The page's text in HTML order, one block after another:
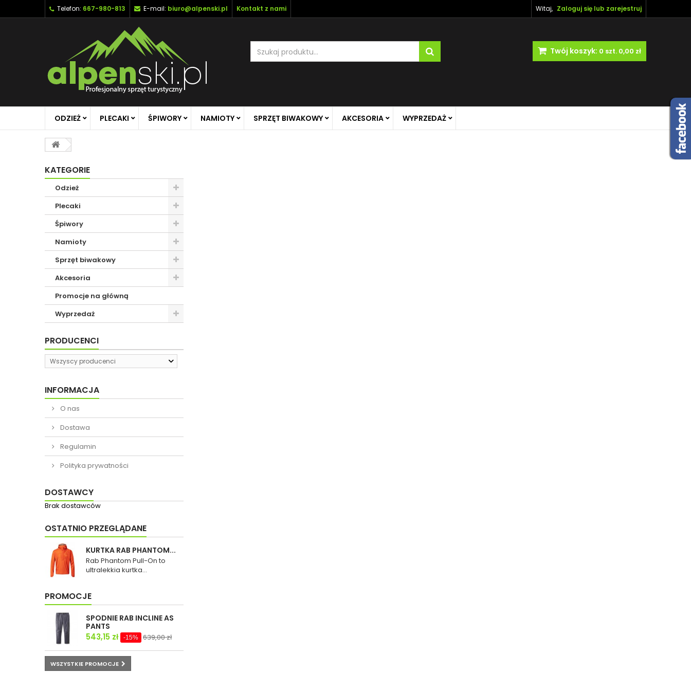
Witaj, Zaloguj się lub zarejestruj
Telefon: 667-980-813 E-mail: biuro@alpenski.pl Kontakt z nami
Twój koszyk: 0 szt. 0,00 zł
ODZIEŻ PLECAKI ŚPIWORY NAMIOTY SPRZĘT BIWAKOWY AKCESORIA WYPRZEDAŻ
KATEGORIE
Odzież
Plecaki
Śpiwory
Namioty
Sprzęt biwakowy
Akcesoria
Promocje na główną
Wyprzedaż
PRODUCENCI
Wszyscy producenci
INFORMACJA
O nas
Dostawa
Regulamin
Polityka prywatności
DOSTAWCY
Brak dostawców
OSTATNIO PRZEGLĄDANE
KURTKA RAB PHANTOM...
Rab Phantom Pull-On to
ultralekkia kurtka...
PROMOCJE
SPODNIE RAB INCLINE AS
PANTS
543,15 zł -15% 639,00 zł
WSZYSTKIE PROMOCJE